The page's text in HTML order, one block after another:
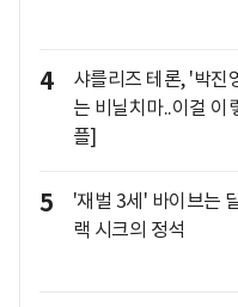
4
샤를리즈 테론, '박진
는 비닐치마..이걸 이
플]
5
'재벌 3세' 바이브는
랙 시크의 정석